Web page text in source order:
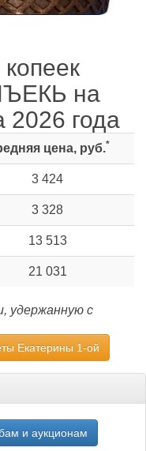
на
2026 года
цена, руб.*
3 424
3 328
13 513
21 031
удержанную с
Екатерины 1-ой
и аукционам